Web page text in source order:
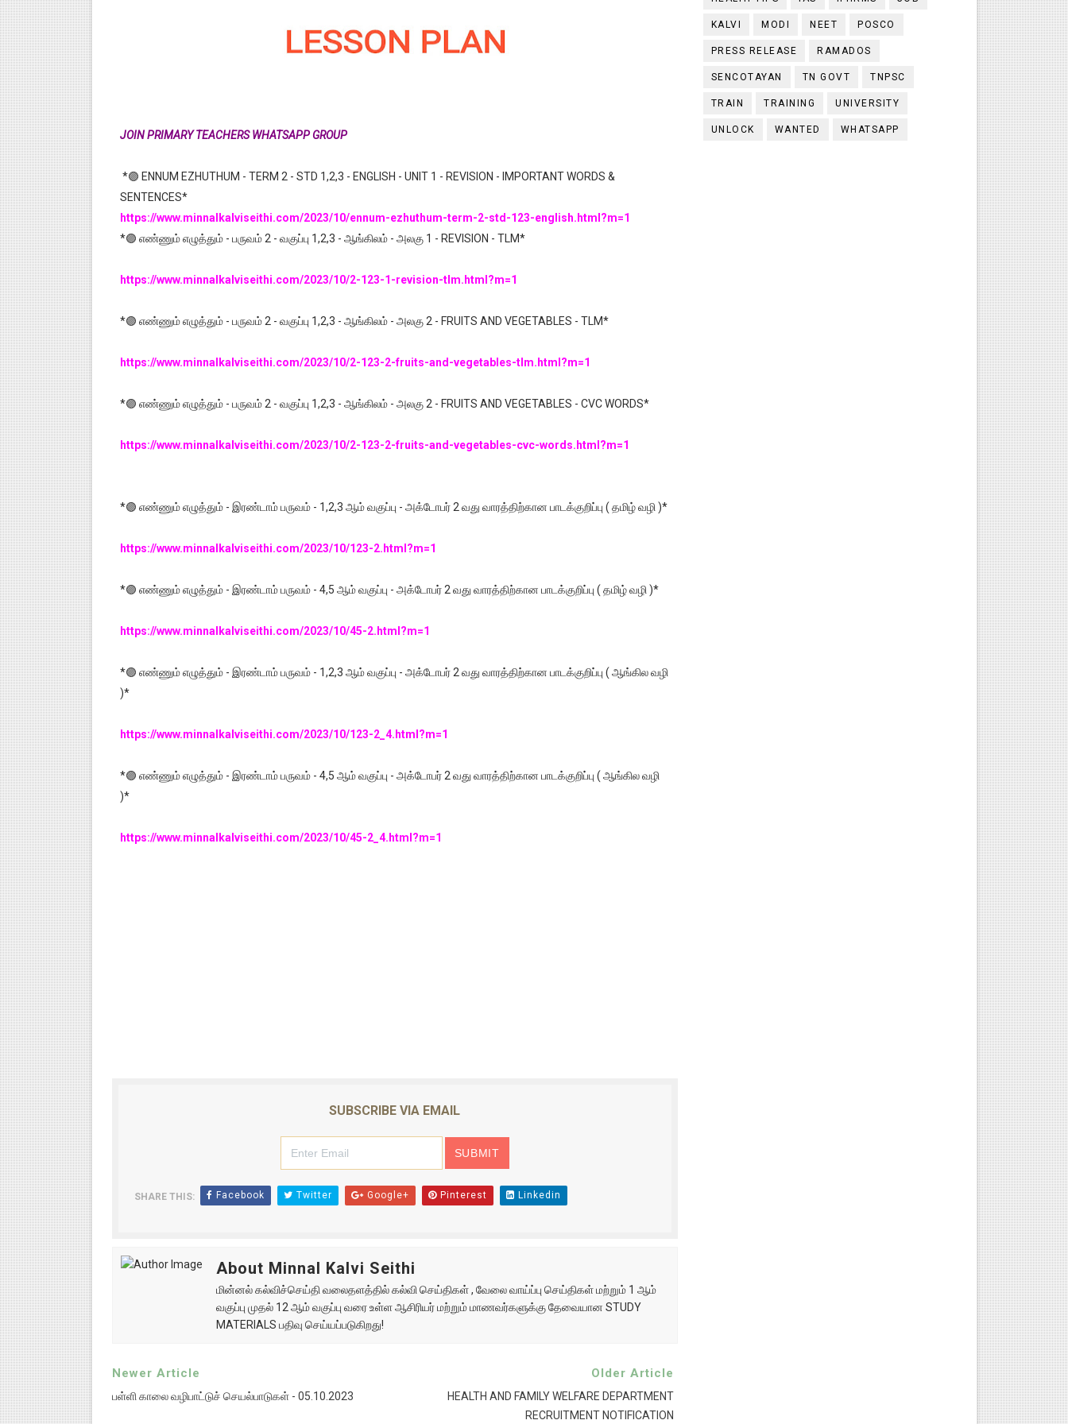
JOIN PRIMARY TEACHERS WHATSAPP GROUP
*🟣 ENNUM EZHUTHUM - TERM 2 - STD 1,2,3 - ENGLISH - UNIT 1 - REVISION - IMPORTANT WORDS &
SENTENCES*
https://www.minnalkalviseithi.com/2023/10/ennum-ezhuthum-term-2-std-123-english.html?m=1
*🟣 எண்ணும் எழுத்தும் - பருவம் 2 - வகுப்பு 1,2,3 - ஆங்கிலம் - அலகு 1 - REVISION - TLM*
https://www.minnalkalviseithi.com/2023/10/2-123-1-revision-tlm.html?m=1
*🟣 எண்ணும் எழுத்தும் - பருவம் 2 - வகுப்பு 1,2,3 - ஆங்கிலம் - அலகு 2 - FRUITS AND VEGETABLES - TLM*
https://www.minnalkalviseithi.com/2023/10/2-123-2-fruits-and-vegetables-tlm.html?m=1
*🟣 எண்ணும் எழுத்தும் - பருவம் 2 - வகுப்பு 1,2,3 - ஆங்கிலம் - அலகு 2 - FRUITS AND VEGETABLES - CVC WORDS*
https://www.minnalkalviseithi.com/2023/10/2-123-2-fruits-and-vegetables-cvc-words.html?m=1
*🟣 எண்ணும் எழுத்தும் - இரண்டாம் பருவம் - 1,2,3 ஆம் வகுப்பு - அக்டோபர் 2 வது வாரத்திற்கான பாடக்குறிப்பு ( தமிழ் வழி )*
https://www.minnalkalviseithi.com/2023/10/123-2.html?m=1
*🟣 எண்ணும் எழுத்தும் - இரண்டாம் பருவம் - 4,5 ஆம் வகுப்பு - அக்டோபர் 2 வது வாரத்திற்கான பாடக்குறிப்பு ( தமிழ் வழி )*
https://www.minnalkalviseithi.com/2023/10/45-2.html?m=1
*🟣 எண்ணும் எழுத்தும் - இரண்டாம் பருவம் - 1,2,3 ஆம் வகுப்பு - அக்டோபர் 2 வது வாரத்திற்கான பாடக்குறிப்பு ( ஆங்கில வழி
)*
https://www.minnalkalviseithi.com/2023/10/123-2_4.html?m=1
*🟣 எண்ணும் எழுத்தும் - இரண்டாம் பருவம் - 4,5 ஆம் வகுப்பு - அக்டோபர் 2 வது வாரத்திற்கான பாடக்குறிப்பு ( ஆங்கில வழி
)*
https://www.minnalkalviseithi.com/2023/10/45-2_4.html?m=1
SUBSCRIBE VIA EMAIL
SHARE THIS: Facebook Twitter Google+ Pinterest Linkedin
About Minnal Kalvi Seithi
மின்னல் கல்விச்செய்தி வலைதளத்தில் கல்வி செய்திகள் , வேலை வாய்ப்பு செய்திகள் மற்றும் 1 ஆம்
வகுப்பு முதல் 12 ஆம் வகுப்பு வரை உள்ள ஆசிரியர் மற்றும் மாணவர்களுக்கு தேவையான STUDY
MATERIALS பதிவு செய்யப்படுகிறது!
Newer Article
பள்ளி காலை வழிபாட்டுச் செயல்பாடுகள் - 05.10.2023
Older Article
HEALTH AND FAMILY WELFARE DEPARTMENT
RECRUITMENT NOTIFICATION
KALVI MODI NEET POSCO
PRESS RELEASE RAMADOS
SENCOTAYAN TN GOVT TNPSC
TRAIN TRAINING UNIVERSITY
UNLOCK WANTED WHATSAPP